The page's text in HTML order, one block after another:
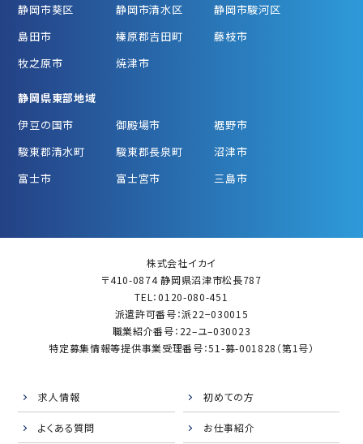
静岡市葵区
静岡市清水区
静岡市駿河区
島田市
榛原郡吉田町
藤枝市
牧之原市
焼津市
静岡県東部地域
伊豆の国市
御殿場市
裾野市
駿東郡清水町
駿東郡長泉町
沼津市
富士市
富士宮市 三島市
株式会社イカイ
〒410-0874 静岡県沼津市松長787
TEL：0120-080-451
派遣許可番号：派22−030015
職業紹介番号：22–ユ–030023
特定募集情報等提供事業受理番号：51-募-001828（第1号）
求人情報 初めての方
よくある質問 お仕事紹介